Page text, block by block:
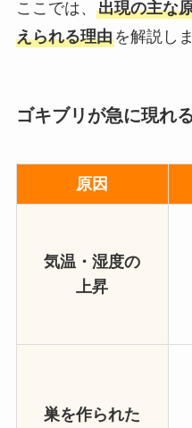
ここでは、 出現の主な
えられる理由を解説しま
ゴキブリが急に現れ
原因
気温・湿度の
上昇
巣を作られた